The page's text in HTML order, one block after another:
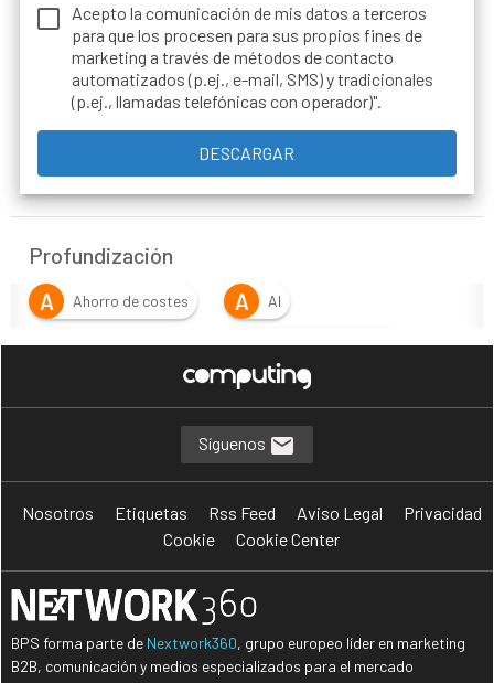
Acepto la comunicación de mis datos a terceros
para que los procesen para sus propios fines de
marketing a través de métodos de contacto
automatizados (p.ej., e-mail, SMS) y tradicionales
(p.ej., llamadas telefónicas con operador)".
Profundización
A
Ahorro de costes A AI
A automatización C Calidad del software
Desarrollo de aplicaciones
F
G gobernanza tecnológica I IA
I inteligencia artificial S software
Síguenos
Nosotros Etiquetas Rss Feed Aviso Legal
Privacidad
Cookie
Cookie Center
BPS forma parte de Nextwork360, grupo europeo líder en marketing
B2B, comunicación y medios especializados para el mercado